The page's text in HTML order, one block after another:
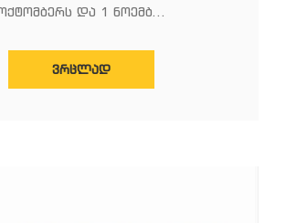
და 1 ნოემბ...
ᲕᲠᲪᲚᲐᲓ